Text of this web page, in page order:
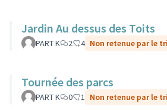
Jardin Au dessus des Toits
PART K 2 4 Non retenue par le
Tournée des parcs
PART K 0 1 Non retenue par le